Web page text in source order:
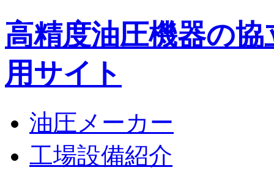
高精度油圧機器の
用サイト
油圧メーカー
工場設備紹介